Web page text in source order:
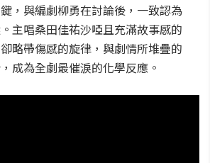
，與編劇柳勇在討論後，一致認為
主唱桑田佳祐沙啞且充滿故事感的
略帶傷感的旋律，與劇情所堆疊的
成為全劇最催淚的化學反應。